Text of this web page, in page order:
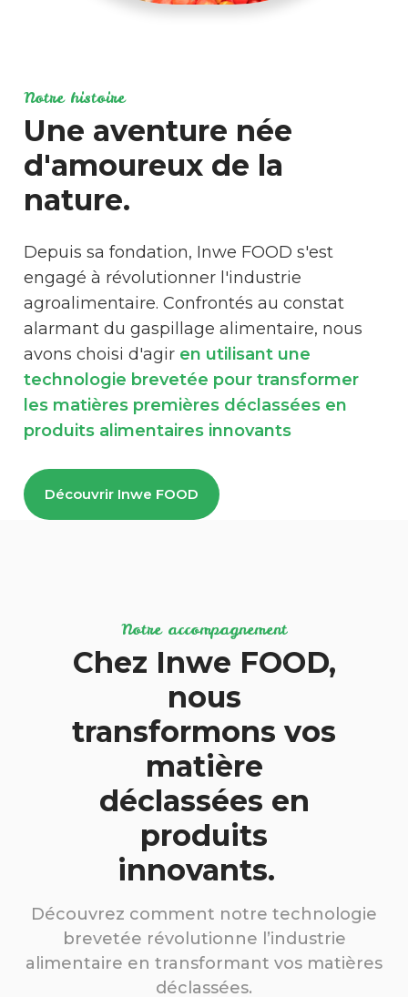
Notre histoire
Une aventure née
d'amoureux de la
nature.
Depuis sa fondation, Inwe FOOD s'est
engagé à révolutionner l'industrie
agroalimentaire. Confrontés au constat
alarmant du gaspillage alimentaire, nous
avons choisi d'agir en utilisant une
technologie brevetée pour transformer
les matières premières déclassées en
produits alimentaires innovants
Découvrir Inwe FOOD
Notre accompagnement
Chez Inwe FOOD,
nous
transformons vos
matière
déclassées en
produits
innovants.
Découvrez comment notre technologie
brevetée révolutionne l’industrie
alimentaire en transformant vos matières
déclassées.